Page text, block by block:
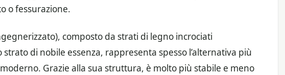
o fessurazione.
composto da strati di legno incrociati
di nobile essenza, rappresenta spesso l’alternativa più
Grazie alla sua struttura, è molto più stabile e meno